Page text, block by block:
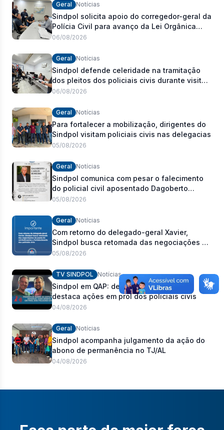
Geral Notícias
Sindpol solicita apoio do corregedor-geral da
Polícia Civil para avanço da Lei Orgânica
Estadual
06/08/2026
Geral Notícias
Sindpol defende celeridade na tramitação
dos pleitos dos policiais civis durante visita
às delegacias
06/08/2026
Geral Notícias
Para fortalecer a mobilização, dirigentes do
Sindpol visitam policiais civis nas delegacias
05/08/2026
Geral Notícias
Sindpol comunica com pesar o falecimento
do policial civil aposentado Dagoberto
Carlos Romeiro
05/08/2026
Geral Notícias
Com retorno do delegado-geral Xavier,
Sindpol busca retomada das negociações da
pauta de reivindicações e fortalecimento dos
05/08/2026
TV SINDPOL Notícias
Sindpol em QAP: deputado Cabo Bebeto
destaca ações em prol dos policiais civis
04/08/2026
Geral Notícias
Sindpol acompanha julgamento da ação do
abono de permanência no TJ/AL
04/08/2026